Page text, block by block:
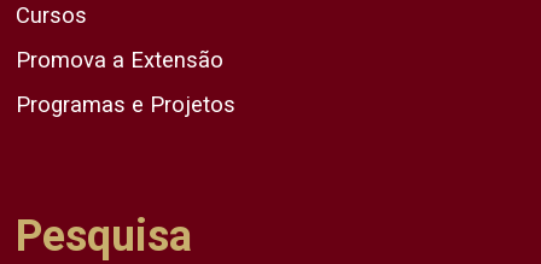
Cursos
Promova a Extensão
Programas e Projetos
Pesquisa